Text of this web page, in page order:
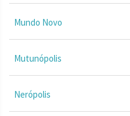
Mundo Novo
Mutunópolis
Nerópolis